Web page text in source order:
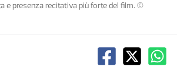
e presenza recitativa più forte del film. ©